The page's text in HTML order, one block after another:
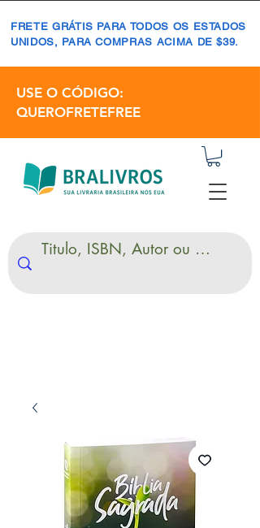
FRETE GRÁTIS PARA TODOS OS ESTADOS
UNIDOS, PARA COMPRAS ACIMA DE $39.
USE O CÓDIGO:
QUEROFRETEFREE